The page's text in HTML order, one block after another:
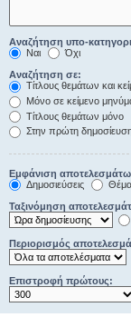
Αναζήτηση υπο-
Ναι
Όχι
Αναζήτηση σε:
Τίτλους θεμάτων και
Μόνο σε κείμενο
Τίτλους θεμάτων μόνο
Στην πρώτη
Εμφάνιση
Δημοσιεύσεις
Ταξινόμηση
Περιορισμός
Επιστροφή πρώτους: